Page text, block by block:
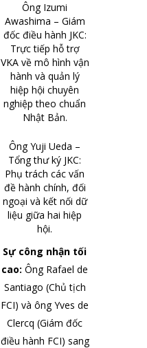
Ông Izumi
Awashima – Giám
đốc điều hành JKC:
Trực tiếp hỗ trợ
VKA về mô hình vận
hành và quản lý
hiệp hội chuyên
nghiệp theo chuẩn
Nhật Bản.
Ông Yuji Ueda –
Tổng thư ký JKC:
Phụ trách các vấn
đề hành chính, đối
ngoại và kết nối dữ
liệu giữa hai hiệp
hội.
Sự công nhận tối
cao: Ông Rafael de
Santiago (Chủ tịch
FCI) và ông Yves de
Clercq (Giám đốc
điều hành FCI) sang